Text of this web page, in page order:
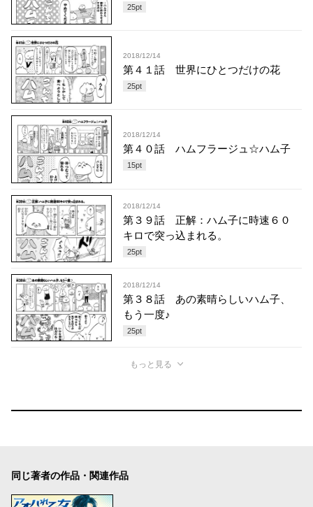
25pt
2018/12/14
第４１話 世界にひとつだけの花
25pt
2018/12/14
第４０話 ハムフラージュ☆ハム子
15pt
2018/12/14
第３９話 正解：ハム子に時速６０
キロで突っ込まれる。
25pt
2018/12/14
第３８話 あの素晴らしいハム子、
もう一度♪
25pt
もっと見る
同じ著者の作品・関連作品